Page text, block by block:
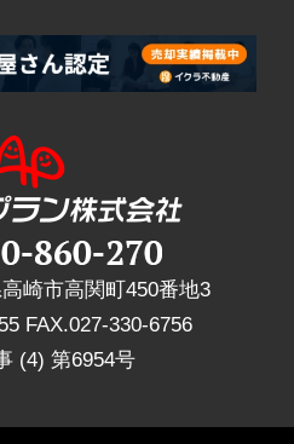
崎市高関町450番地3
FAX.027-330-6756
(4) 第6954号